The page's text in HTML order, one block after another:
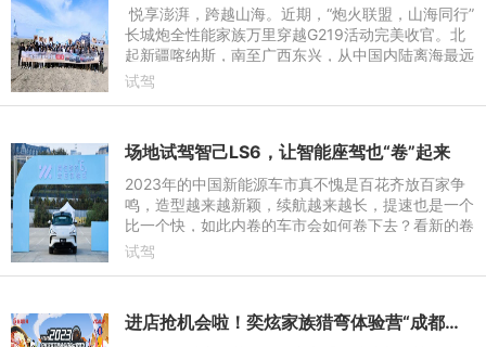
悦享澎湃，跨越山海。近期，“炮火联盟，山海同行”
长城炮全性能家族万里穿越G219活动完美收官。北
起新疆喀纳斯，南至广西东兴，从中国内陆离海最远
的地方出发，直达中国最靠近西南端的大海，展示全
试驾
场地试驾智己LS6，让智能座驾也“卷”起来
2023年的中国新能源车市真不愧是百花齐放百家争
鸣，造型越来越新颖，续航越来越长，提速也是一个
比一个快，如此内卷的车市会如何卷下去？看新的卷
王来了--“超级爆品”智己LS6，作为智己汽车高端智
试驾
进店抢机会啦！奕炫家族猎弯体验营“成都站”招募中！